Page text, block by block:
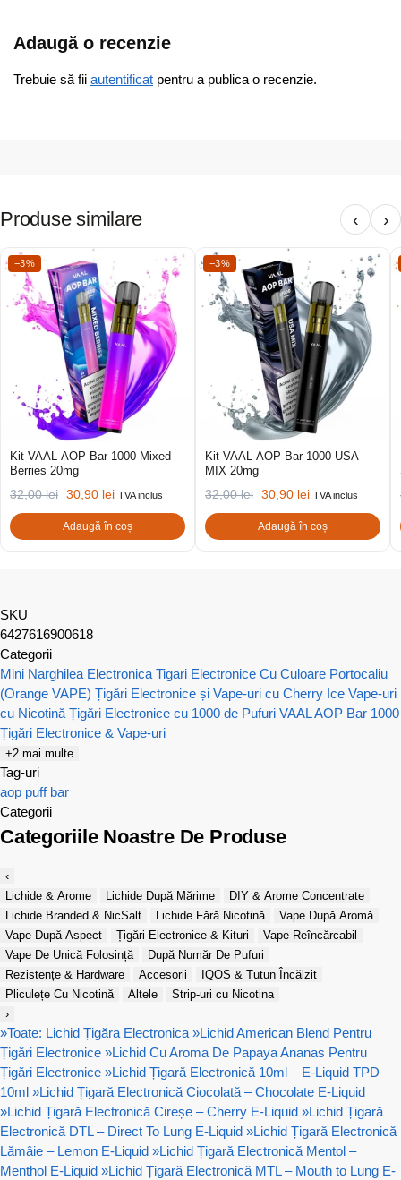
Adaugă o recenzie
Trebuie să fii autentificat pentru a publica o recenzie.
Produse similare ‹ ›
−3%
Kit VAAL AOP Bar 1000 Mixed
Berries 20mg
32,00lei 30,90 lei TVA inclus
Adaugă în coș
−3%
Kit VAAL AOP Bar 1000 USA
MIX 20mg
32,00lei 30,90 lei TVA inclus
Adaugă în coș
SKU
6427616900618
Categorii
Mini Narghilea Electronica Tigari Electronice Cu Culoare Portocaliu
(Orange VAPE) Țigări Electronice și Vape-uri cu Cherry Ice Vape-uri
cu Nicotină Țigări Electronice cu 1000 de Pufuri VAAL AOP Bar 1000
Țigări Electronice & Vape-uri
+2 mai multe
Tag-uri
aop puff bar
Categorii
Categoriile Noastre De Produse
‹
Lichide & Arome
Lichide După Mărime
DIY & Arome Concentrate
Lichide Branded & NicSalt
Lichide Fără Nicotină
Vape După Aromă
Vape După Aspect
Țigări Electronice & Kituri
Vape Reîncărcabil
Vape De Unică Folosință
După Număr De Pufuri
Rezistențe & Hardware
Accesorii
IQOS & Tutun Încălzit
Pliculețe Cu Nicotină
Altele
Strip-uri cu Nicotina
›
»Toate: Lichid Țigăra Electronica »Lichid American Blend Pentru
Țigări Electronice »Lichid Cu Aroma De Papaya Ananas Pentru
Țigări Electronice »Lichid Țigară Electronică 10ml – E-Liquid TPD
10ml »Lichid Țigară Electronică Ciocolată – Chocolate E-Liquid
»Lichid Țigară Electronică Cireșe – Cherry E-Liquid »Lichid Țigară
Electronică DTL – Direct To Lung E-Liquid »Lichid Țigară Electronică
Lămâie – Lemon E-Liquid »Lichid Țigară Electronică Mentol –
Menthol E-Liquid »Lichid Țigară Electronică MTL – Mouth to Lung E-